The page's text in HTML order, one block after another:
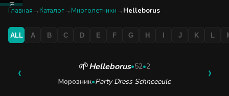
КАТАЛОГ
БУТИК
Главная→ Каталог→ Многолетники→ Helleborus
ALL A B C D E F G H I J K L
‹ 🌱Helleborus•52•2
Морозник•Party Dress Schneeeule ›